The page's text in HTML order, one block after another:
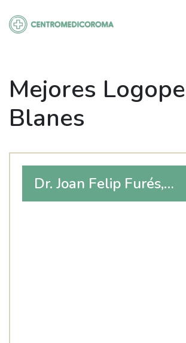
contenido
Mejores
Blanes
Dr. Joan Felip Furés,